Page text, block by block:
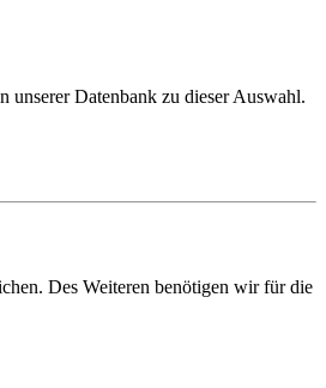
unserer Datenbank zu dieser Auswahl.
Des Weiteren benötigen wir für die